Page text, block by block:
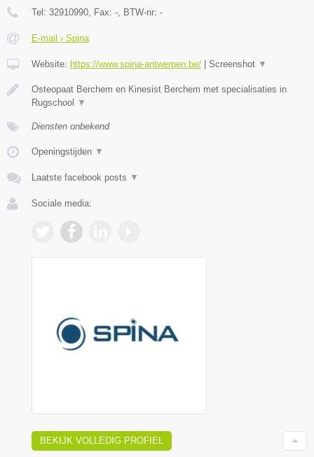
Tel: 32910990 , Fax: - , BTW-nr: -
E-mail › Spina
Website: https://www.spina-antwerpen.be/ Screenshot ▼
Osteopaat Berchem en Kinesist Berchem met specialisaties in
Rugschool
▼
Diensten onbekend
Openingstijden ▼
Laatste facebook posts ▼
Sociale media:
BEKIJK VOLLEDIG PROFIEL